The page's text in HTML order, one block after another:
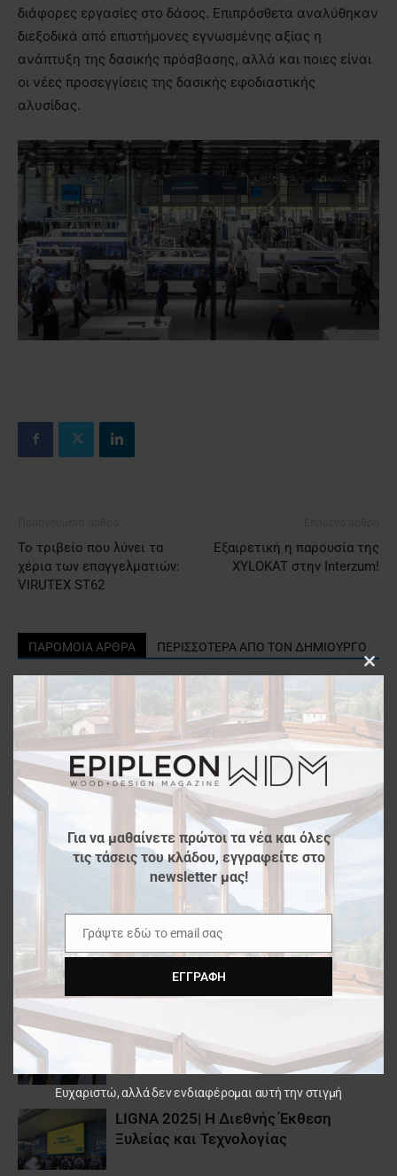
διάφορες εργασίες στο δάσος. Επιπρόσθετα αναλύθηκαν
διεξοδικά από επιστήμονες εγνωσμένης αξίας η
ανάπτυξη της δασικής πρόσβασης, αλλά και ποιες είναι
οι νέες προσεγγίσεις της δασικής εφοδιαστικής
αλυσίδας.
Το τριβείο που λύνει τα
χέρια των επαγγελματιών:
VIRUTEX ST62
Εξαιρετική η παρουσία της
XYLOKAT στην Interzum!
ΠΑΡΟΜΟΙΑ ΑΡΘΡΑ ΠΕΡΙΣΣΟΤΕΡΑ ΑΠΟ ΤΟΝ ΔΗΜΙΟΥΡΓΟ
Salone del Mobile.Milano 2026
SICAM 2025
Maison & Objet 2026
“Τεχνίτης Βιομηχανικών
Αυτοματισμών”
AKRITAS Cocktail Reception 2025
LIGNA 2025| Η Διεθνής Έκθεση
Ξυλείας και Τεχνολογίας
Για να μαθαίνετε πρώτοι τα νέα και όλες
τις τάσεις του κλάδου, εγγραφείτε στο
newsletter μας!
Email
Γράψτε εδώ το email σας
ΕΓΓΡΑΦΉ
Ευχαριστώ, αλλά δεν ενδιαφέρομαι αυτή την στιγμή